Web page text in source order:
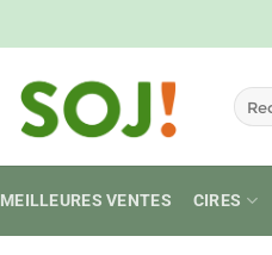
pour :
MEILLEURES VENTES CIRES